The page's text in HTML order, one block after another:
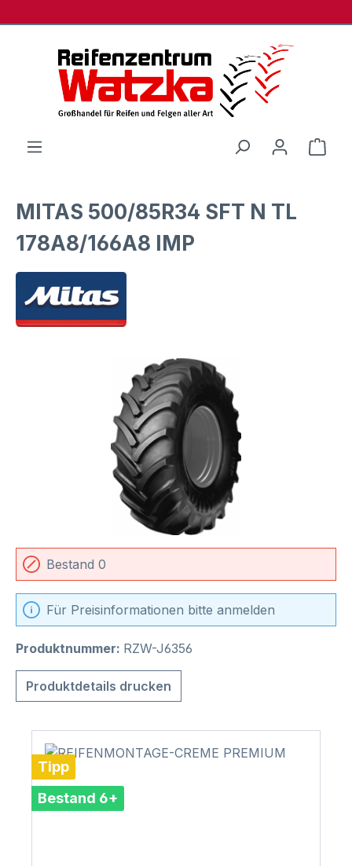
MITAS 500/85R34 SFT N TL
178A8/166A8 IMP
Bildergalerie überspringen
Bestand 0
Für Preisinformationen bitte anmelden
Produktnummer: RZW-J6356
Produktdetails drucken
Tipp
Bestand 6+